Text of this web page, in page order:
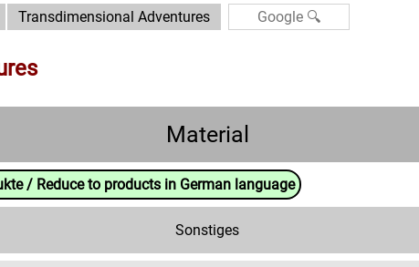
Transdimensional Adventures
Material
/ Reduce to products in German language
Sonstiges